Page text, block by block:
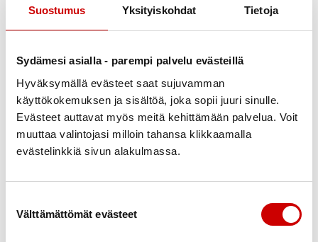
Suostumus Yksityiskohdat Tietoja
Sydämesi asialla - parempi palvelu evästeillä
Hyväksymällä evästeet saat sujuvamman
käyttökokemuksen ja sisältöä, joka sopii juuri sinulle.
Evästeet auttavat myös meitä kehittämään palvelua. Voit
muuttaa valintojasi milloin tahansa klikkaamalla
evästelinkkiä sivun alakulmassa.
Välttämättömät evästeet
karl-gustav.nordstrom@pp.malax.fi
Joakim Nylund
05056361496
ibbi.nylund@gmail.com
Jan-Erik Ravals
0503853039